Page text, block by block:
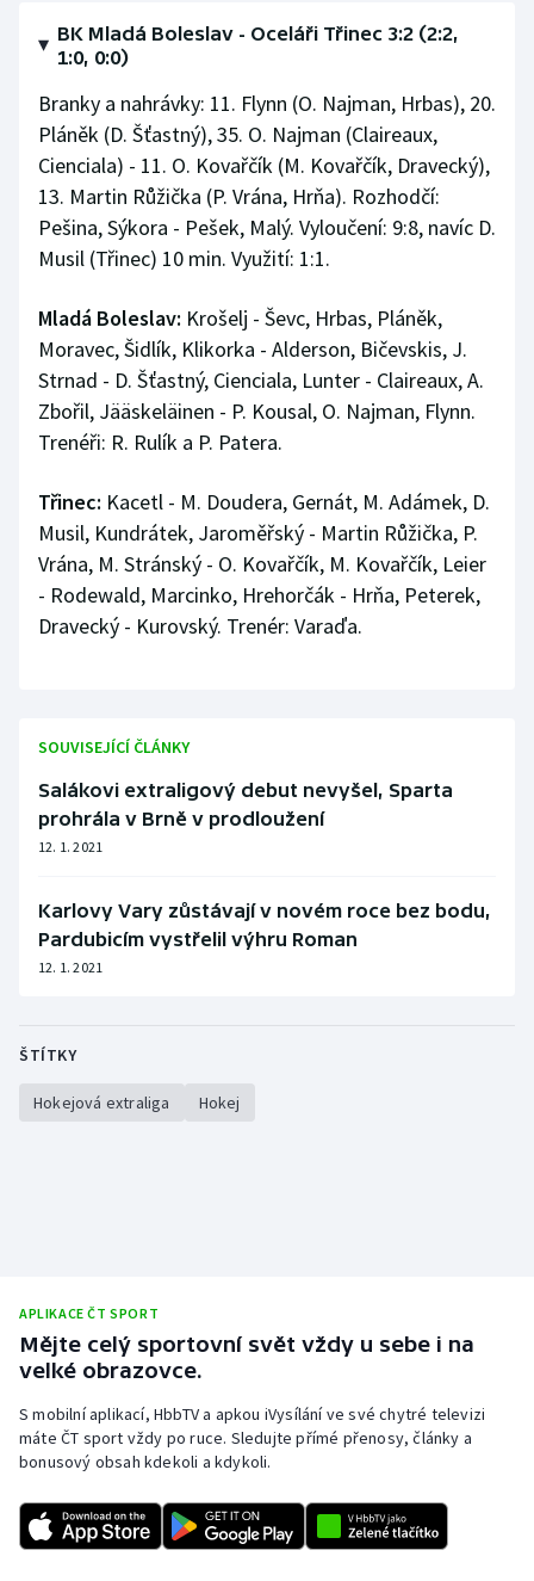
BK Mladá Boleslav - Oceláři Třinec 3:2 (2:2,
1:0, 0:0)
Branky a nahrávky: 11. Flynn (O. Najman, Hrbas), 20.
Pláněk (D. Šťastný), 35. O. Najman (Claireaux,
Cienciala) - 11. O. Kovařčík (M. Kovařčík, Dravecký),
13. Martin Růžička (P. Vrána, Hrňa). Rozhodčí:
Pešina, Sýkora - Pešek, Malý. Vyloučení: 9:8, navíc D.
Musil (Třinec) 10 min. Využití: 1:1.
Mladá Boleslav: Krošelj - Ševc, Hrbas, Pláněk,
Moravec, Šidlík, Klikorka - Alderson, Bičevskis, J.
Strnad - D. Šťastný, Cienciala, Lunter - Claireaux, A.
Zbořil, Jääskeläinen - P. Kousal, O. Najman, Flynn.
Trenéři: R. Rulík a P. Patera.
Třinec: Kacetl - M. Doudera, Gernát, M. Adámek, D.
Musil, Kundrátek, Jaroměřský - Martin Růžička, P.
Vrána, M. Stránský - O. Kovařčík, M. Kovařčík, Leier
- Rodewald, Marcinko, Hrehorčák - Hrňa, Peterek,
Dravecký - Kurovský. Trenér: Varaďa.
SOUVISEJÍCÍ ČLÁNKY
Salákovi extraligový debut nevyšel, Sparta
prohrála v Brně v prodloužení
12. 1. 2021
Karlovy Vary zůstávají v novém roce bez bodu,
Pardubicím vystřelil výhru Roman
12. 1. 2021
ŠTÍTKY
Hokejová extraliga Hokej
APLIKACE ČT SPORT
Mějte celý sportovní svět vždy u sebe i na
velké obrazovce.
S mobilní aplikací, HbbTV a apkou iVysílání ve své chytré televizi
máte ČT sport vždy po ruce. Sledujte přímé přenosy, články a
bonusový obsah kdekoli a kdykoli.